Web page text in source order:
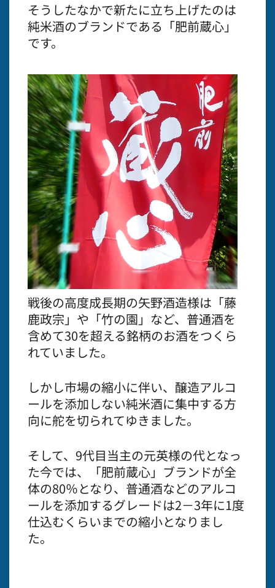
そうしたなかで新たに立ち上げたのは
純米酒のブランドである「肥前蔵心」
です。
戦後の高度成長期の矢野酒造様は「藤
鹿政宗」や「竹の園」など、普通酒を
含めて30を超える銘柄のお酒をつくら
れていました。
しかし市場の縮小に伴い、醸造アルコ
ールを添加しない純米酒に集中する方
向に舵を切られてゆきました。
そして、9代目当主の元英様の代となっ
た今では、「肥前蔵心」ブランドが全
体の80％となり、普通酒などのアルコ
ールを添加するグレードは2－3年に1度
仕込むくらいまでの縮小となりまし
た。